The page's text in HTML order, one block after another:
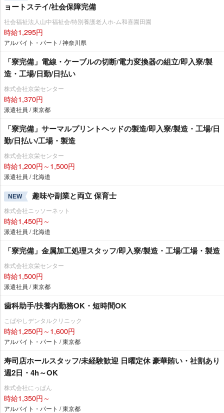
ョートステイ/社会保障完備
社会福祉法人山中福祉会/特別養護老人ホ-ム和喜園田園
時給1,295円
アルバイト・パート / 神奈川県
「寮完備」電線・ケーブルの切断/電力変換器の組立/即入寮/製
造・工場/日勤/日払い
株式会社京栄センター
時給1,370円
派遣社員 / 東京都
「寮完備」サーマルプリントヘッドの製造/即入寮/製造・工場/日
勤/日払い/工場・製造
株式会社京栄センター
時給1,200円～1,500円
派遣社員 / 北海道
NEW 趣味や副業と両立 保育士
株式会社ニッソーネット
時給1,450円～
派遣社員 / 北海道
「寮完備」金属加工処理スタッフ/即入寮/製造・工場/工場・製造
株式会社京栄センター
時給1,500円
派遣社員 / 東京都
歯科助手/扶養内勤務OK・短時間OK
こばやしデンタルクリニック
時給1,250円～1,600円
アルバイト・パート / 東京都
寿司店ホールスタッフ/未経験歓迎 日曜定休 豪華賄い・社割あり
週2日・4h～OK
株式会社にっぱん
時給1,350円～
アルバイト・パート / 東京都